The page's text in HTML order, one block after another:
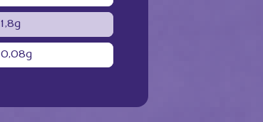
1,8g
0,08g